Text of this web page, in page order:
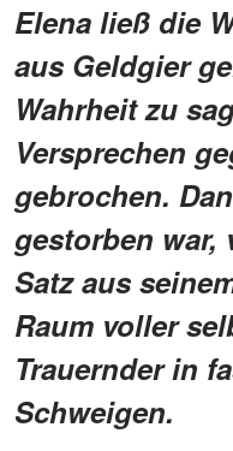
Elena ließ die
aus Geldgier
Wahrheit zu
Versprechen
gebrochen.
gestorben war,
Satz aus
Raum voller
Trauernder in
Schweigen.